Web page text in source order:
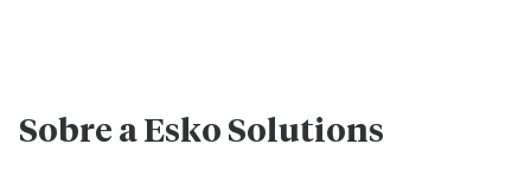
Sobre a Esko Solutions